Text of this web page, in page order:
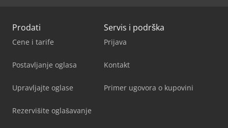
Prodati
Cene i tarife
Postavljanje oglasa
Upravljajte oglase
Rezervišite oglašavanje
Servis i podrška
Prijava
Kontakt
Primer ugovora o kupovini